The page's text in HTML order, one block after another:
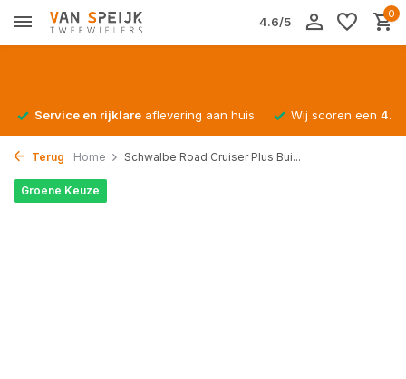
4.6/5
0
Service en rijklare aflevering aan huis Wij scoren een
Terug Home Schwalbe Road Cruiser Plus Bui...
Groene Keuze